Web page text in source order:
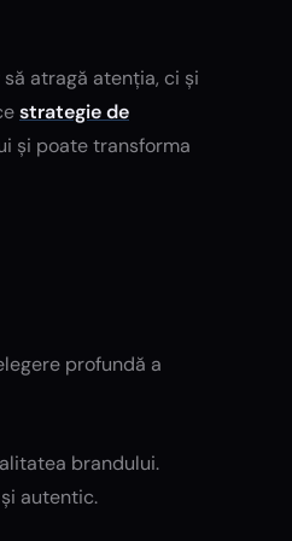
atragă atenția, ci și
strategie de
și poate transforma
profundă a
brandului.
autentic.